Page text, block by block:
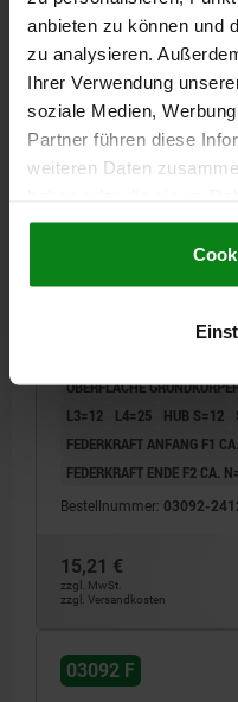
anbieten zu können und
zu analysieren.
Ihrer Verwendung
soziale Medien,
Partner führen diese
weiteren Daten
gesammelt haben.
03092 F
ARRETIERBOLZEN
D1=M20X1,5, D=12,
BOLZENDURCHMESSER=12
OBERFLÄCHE
L3=12
L4=25 HUB S=12
FEDERKRAFT ANFANG F1
FEDERKRAFT ENDE F2 CA.
Bestellnummer: 03092-
15,21 €
zzgl. MwSt.
zzgl. Versandkosten
03092 F